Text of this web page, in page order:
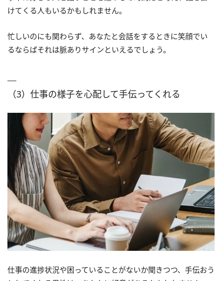
けてくる人もいるかもしれません。
忙しいのにも関わらず、あなたと会話をするときに笑顔でい
るならばそれは脈ありサインといえるでしょう。
（3）仕事の様子を心配して手伝ってくれる
仕事の進捗状況や困っていることがないか聞きつつ、手伝おう